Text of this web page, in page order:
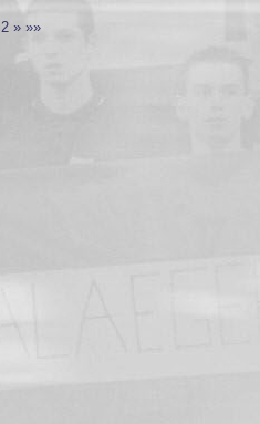
2 » »»